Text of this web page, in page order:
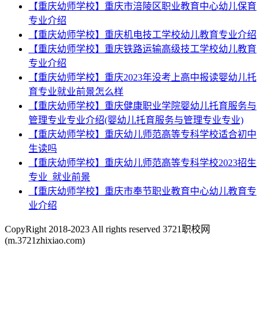
【重庆幼师学校】重庆市涪陵区职业教育中心幼儿保育
专业介绍
【重庆幼师学校】重庆机电技工学校幼儿教育专业介绍
【重庆幼师学校】重庆铁路运输高级技工学校幼儿教育
专业介绍
【重庆幼师学校】重庆2023年没考上高中报读婴幼儿托
育专业就业前景怎么样
【重庆幼师学校】重庆健康职业学院婴幼儿托育服务与
管理专业专业介绍(婴幼儿托育服务与管理专业专业)
【重庆幼师学校】重庆幼儿师范高等专科学校适合初中
生读吗
【重庆幼师学校】重庆幼儿师范高等专科学校2023招生
专业_就业前景
【重庆幼师学校】重庆市奉节职业教育中心幼儿教育专
业介绍
CopyRight 2018-2023 All rights reserved 3721职校网
(m.3721zhixiao.com)